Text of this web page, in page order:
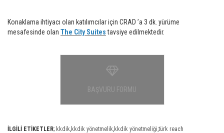
Konaklama ihtiyacı olan katılımcılar için CRAD ’a 3 dk. yürüme
mesafesinde olan The City Suitestavsiye edilmektedir.
BAŞVURU FORMU
İLGİLİ ETİKETLER; kkdik,kkdik yönetmelik,kkdik yönetmeliği,türk reach